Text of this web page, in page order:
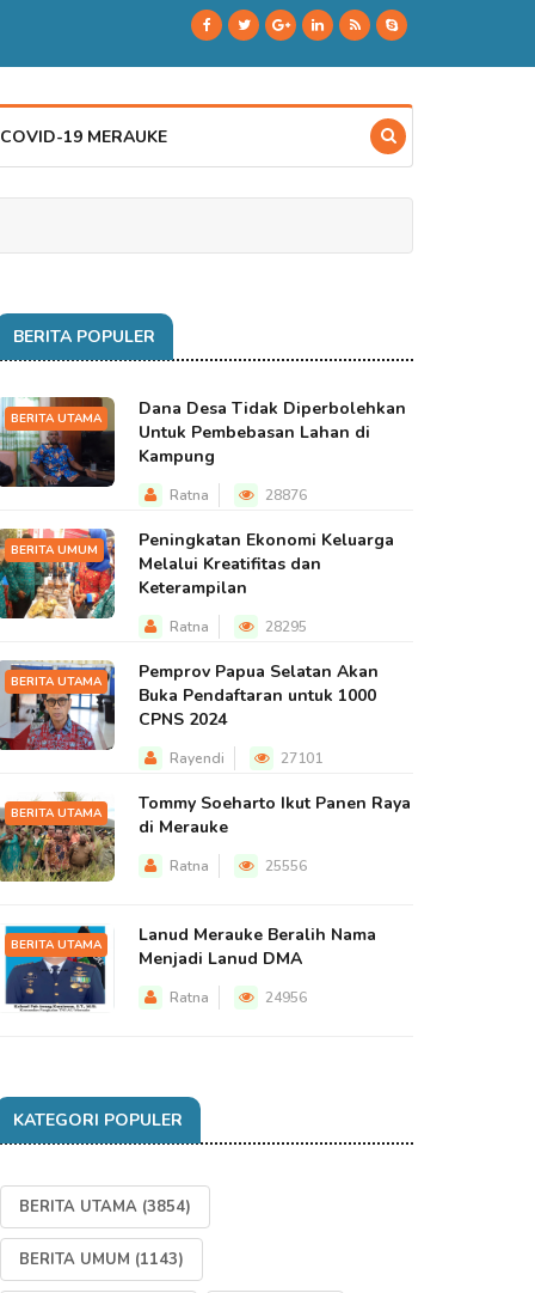
19 MERAUKE
BERITA POPULER
BERITA UTAMA
Dana Desa Tidak Diperbolehkan
Untuk Pembebasan Lahan di
Kampung
Ratna 28876
BERITA UMUM
Peningkatan Ekonomi Keluarga
Melalui Kreatifitas dan
Keterampilan
Ratna 28295
BERITA UTAMA
Pemprov Papua Selatan Akan
Buka Pendaftaran untuk 1000
CPNS 2024
Rayendi 27101
BERITA UTAMA
Tommy Soeharto Ikut Panen Raya
di Merauke
Ratna 25556
BERITA UTAMA
Lanud Merauke Beralih Nama
Menjadi Lanud DMA
Ratna 24956
KATEGORI POPULER
BERITA UTAMA (3854)
BERITA UMUM (1143)